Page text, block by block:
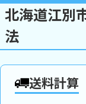
北海道江別
法
送料計算